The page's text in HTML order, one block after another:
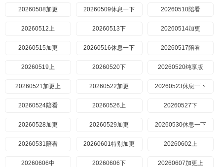
20260508加更 ​20260509休息一下 20260510陪看
20260512上 20260513下 20260514加更
20260515加更 20260516休息一下 20260517陪看
20260519上 20260520下 20260520纯享版
20260521加更上 20260522加更 ​20260523休息一下
20260524陪看 20260526上 20260527下
20260528加更 20260529加更 ​20260530休息一下
20260531陪看 20260601特别加更 20260602上
20260606中 20260606下 20260607加更上